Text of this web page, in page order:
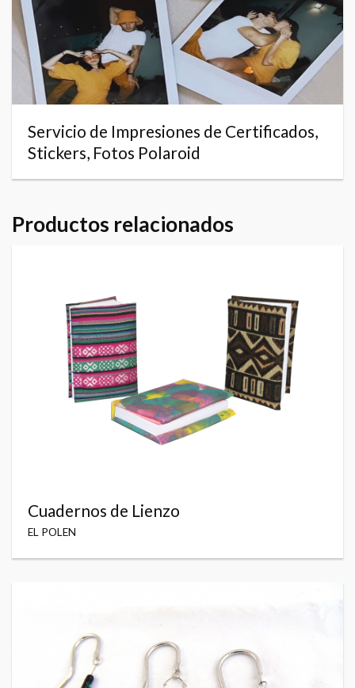
Servicio de Impresiones de Certificados,
Stickers, Fotos Polaroid
Productos relacionados
Cuadernos de Lienzo
EL POLEN